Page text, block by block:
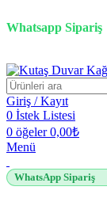
Whatsapp Sipariş
Giriş / Kayıt
0 İstek Listesi
0 öğeler 0,00₺
Menü
WhatsApp Sipariş